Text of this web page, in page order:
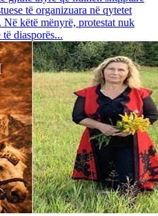
të organizuara në qytetet
këtë mënyrë, protestat nuk
diasporës...